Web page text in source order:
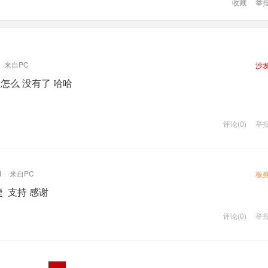
·来自PC 沙
么 没有了 哈哈
评论(0) 举
·来自PC 板
支持 感谢
评论(0) 举